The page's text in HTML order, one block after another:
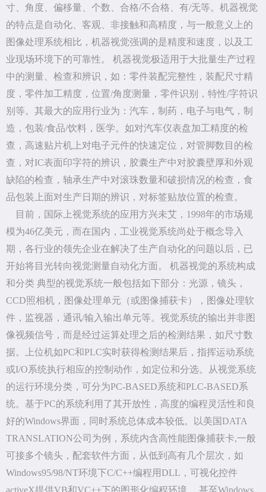
寸、角度、偏移量、个数、合格/不合格、有/无等。机器视觉
的特点是自动化、客观、非接触和高精度，与一般意义上的
图像处理系统相比，机器视觉强调的是精度和速度，以及工
业现场环境下的可靠性。 机器视觉极适用于大批量生产过程
中的测量、检查和辨识，如：零件装配完整性，装配尺寸精
度，零件加工精度，位置/角度测量，零件识别，特性/字符识
别等。其最大的应用行业为：汽车，制药，电子与电气，制
造，包装/食品/饮料，医学。如对汽车仪表盘加工精度的检
查，高速贴片机上对电子元件的快速定位，对管脚数目的检
查，对IC表面印字符的辨识，胶囊生产中对胶囊壁厚和外观
缺陷的检查，轴承生产中对滚珠数量和破损情况的检查，食
品包装上面对生产日期的辨识，对标签贴放位置的检查。
目前，国际上视觉系统的应用方兴未艾，1998年的市场规
模为46亿美元，而在国内，工业视觉系统尚处于概念导入
期，各行业的领先企业在解决了生产自动化的问题以后，已
开始将目光转向视觉测量自动化方面。 机器视觉的系统构成
和分类 典型的视觉系统一般包括如下部分：光源，镜头，
CCD照相机，图像处理单元（或图像捕获卡），图像处理软
件，监视器，通讯/输入输出单元等。视觉系统的输出并非图
像视频信号，而是经过运算处理之后的检测结果，如尺寸数
据。上位机如PC和PLC实时获得检测结果后，指挥运动系统
或I/O系统执行相应的控制动作，如定位和分选。从视觉系统
的运行环境分类，可分为PC-BASED系统和PLC-BASED系
统。基于PC的系统利用了其开放性，高度的编程灵活性和良
好的Windows界面，同时系统总体成本较低。以美国DATA
TRANSLATION公司为例，系统内含高性能图像捕获卡,一般
可接多个镜头，配套软件方面，从低到高有几个层次，如
Windows95/98/NT环境下C/C++编程用DLL，可视化控件
activeX提供VB和VC++下的图形化编程环境， 甚至Windows